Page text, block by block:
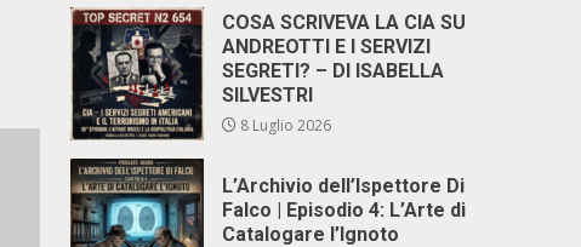
COSA SCRIVEVA LA CIA SU
ANDREOTTI E I SERVIZI
SEGRETI? – DI ISABELLA
SILVESTRI
8 Luglio 2026
L’Archivio dell’Ispettore Di
Falco | Episodio 4: L’Arte di
Catalogare l’Ignoto